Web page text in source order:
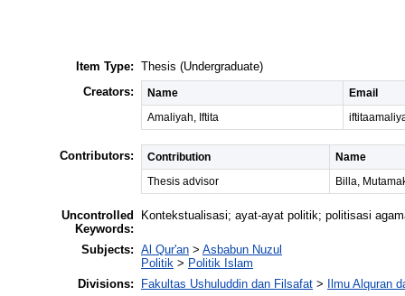
Item Type: Thesis (Undergraduate)
Creators:
Name
Email
Amaliyah, Iftita
Contributors: Contribution
Name
Thesis advisor
Billa,
Uncontrolled
Keywords:
Kontekstualisasi; ayat-ayat politik; politisasi
Subjects: Al Qur'an > Asbabun Nuzul
Politik > Politik Islam
Divisions:
Fakultas Ushuluddin dan Filsafat >
Ilmu Alquran